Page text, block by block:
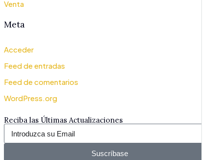
Venta
Meta
Acceder
Feed de entradas
Feed de comentarios
WordPress.org
Reciba las Últimas Actualizaciones
Suscríbase